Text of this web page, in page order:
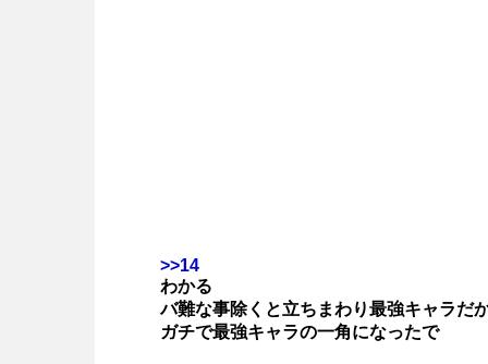
>>14
わかる
バ難な事除くと立ちまわり最強キャラだ
ガチで最強キャラの一角になったで